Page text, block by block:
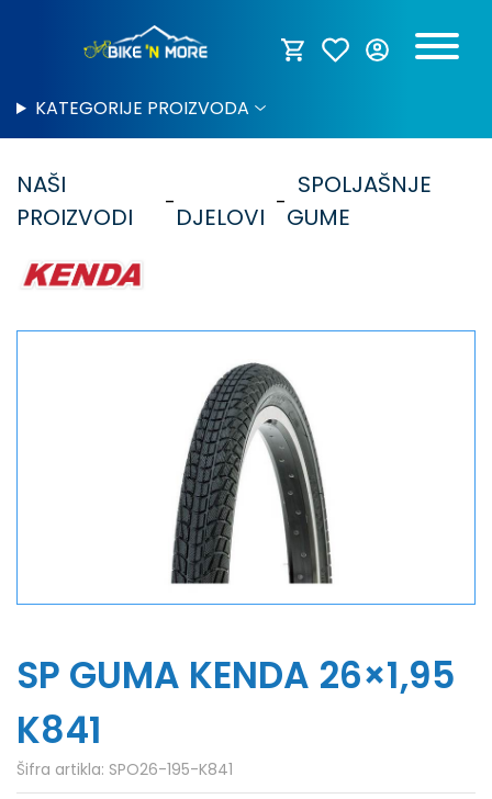
KATEGORIJE PROIZVODA
NAŠI
PROIZVODI
DJELOVI
SPOLJAŠNJE
GUME
SP GUMA KENDA 26×1,95
K841
Šifra artikla: SPO26-195-K841